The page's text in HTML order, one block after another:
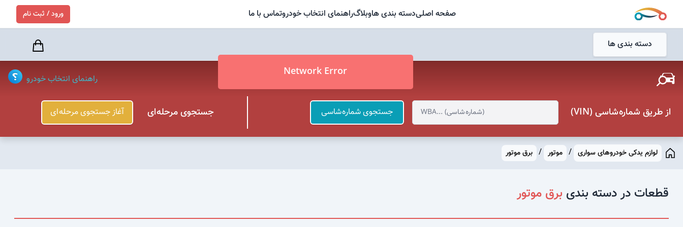
صفحه اصلیدسته بندی هاوبلاگراهنمای انتخاب خودروتماس با ما ورود / ثبت نام
دسته بندی ها
Network Error
انتخاب خودرو راهنمای انتخاب خودرو
از طریق شماره شاسی (VIN) جستجوی شماره شاسی جستجوی مرحله ای آغاز جستجوی مرحله ای
لوازم یدکی خودروهای سواری / موتور / برق موتور
قطعات در دسته بندی برق موتور